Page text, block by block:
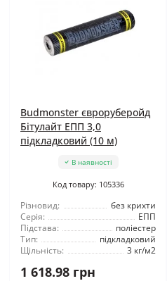
Budmonster євроруберойд
Бітулайт ЕПП 3,0
підкладковий (10 м)
В наявності
Код товару: 105336
Різновид:
без крихти
Серія:
ЕПП
Підстава:
поліестер
Тип:
підкладковий
Щільність:
3 кг/м2
1 618.98 грн